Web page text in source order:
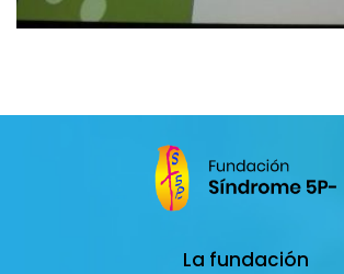
La fundación